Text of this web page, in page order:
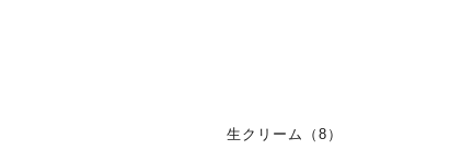
生クリーム（8）